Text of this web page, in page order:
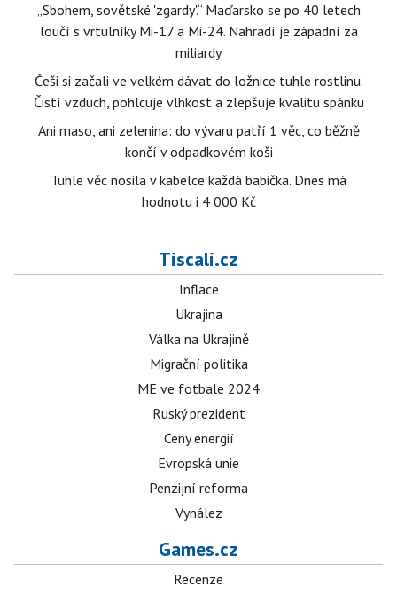
„Sbohem, sovětské 'zgardy'.“ Maďarsko se po 40 letech
loučí s vrtulníky Mi-17 a Mi-24. Nahradí je západní za
miliardy
Češi si začali ve velkém dávat do ložnice tuhle rostlinu.
Čistí vzduch, pohlcuje vlhkost a zlepšuje kvalitu spánku
Ani maso, ani zelenina: do vývaru patří 1 věc, co běžně
končí v odpadkovém koši
Tuhle věc nosila v kabelce každá babička. Dnes má
hodnotu i 4 000 Kč
Tiscali.cz
Inflace
Ukrajina
Válka na Ukrajině
Migrační politika
ME ve fotbale 2024
Ruský prezident
Ceny energií
Evropská unie
Penzijní reforma
Vynález
Games.cz
Recenze